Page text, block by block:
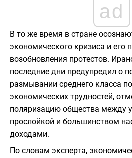
ad
В то же время в стране
экономического кризиса и его
возобновления протестов.
последние дни предупредил о
размывании среднего класса
экономических трудностей,
поляризацию общества между
прослойкой и большинством
доходами.
По словам эксперта,